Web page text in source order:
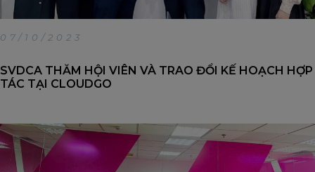
07/10/2023
SVDCA THĂM HỘI VIÊN VÀ TRAO ĐỔI KẾ HOẠCH HỢP
TÁC TẠI CLOUDGO